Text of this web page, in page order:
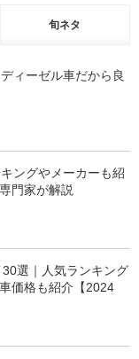
旬ネタ
ィーゼル車だから良
ングやメーカーも紹
門家が解説
選｜人気ランキング
価格も紹介【2024